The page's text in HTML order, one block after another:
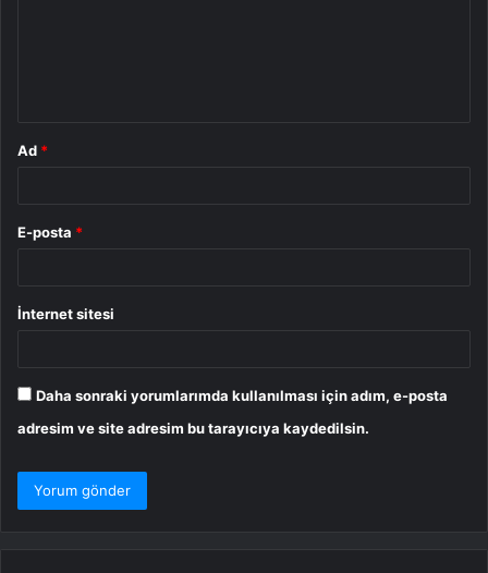
Ad *
E-posta *
İnternet sitesi
Daha sonraki yorumlarımda kullanılması için adım, e-posta
adresim ve site adresim bu tarayıcıya kaydedilsin.